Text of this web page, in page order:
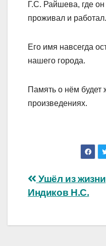
Г.С. Райшева, где
проживал и работал.
Его имя навсегда
нашего города.
Память о нём будет
произведениях.
Навигация
по
записям
Ушёл из жизни
Индиков Н.С.